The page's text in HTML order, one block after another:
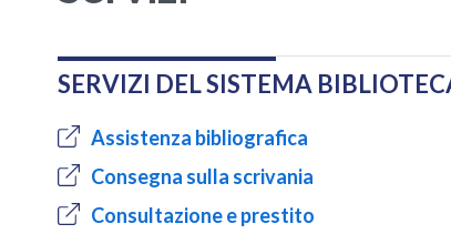
SERVIZI DEL SISTEMA
Assistenza bibliografica
Consegna sulla scrivania
Consultazione e prestito